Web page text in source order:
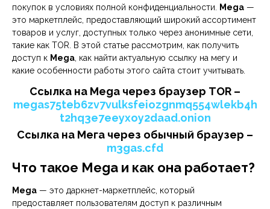
покупок в условиях полной конфиденциальности.
Mega —
это маркетплейс, предоставляющий широкий ассортимент
товаров и услуг, доступных только через анонимные сети,
такие как TOR. В этой статье рассмотрим, как получить
доступ к Mega , как найти актуальную ссылку на мегу и
какие особенности работы этого сайта стоит учитывать.
Ссылка на Mega через браузер TOR –
megas75teb6zv7vulksfeiozgnmq554wlekb4h
t2hq3e7eeyxoy2daad.onion
Ссылка на Мега через обычный браузер –
m3gas.cfd
Что такое Mega и как она работает?
Mega — это даркнет-маркетплейс, который
предоставляет пользователям доступ к различным